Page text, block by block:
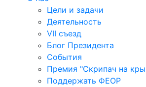
Цели и задачи
Деятельность
VII съезд
Блог Президента
События
Премия "Скрипач на
Поддержать ФЕОР